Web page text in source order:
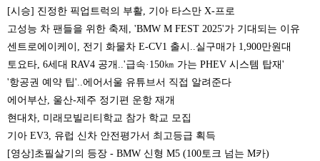
[시승] 진정한 픽업트럭의 부활, 기아 타스만 X-프로
고성능 차 팬들을 위한 축제, 'BMW M FEST 2025'가 기대되는 이유
센트로에이케이, 전기 화물차 E-CV1 출시..실구매가 1,900만원대
토요타, 6세대 RAV4 공개..'급속·150㎞ 가는 PHEV 시스템 탑재'
'항공권 예약 팁'..에어서울 유튜브서 직접 알려준다
에어부산, 울산-제주 정기편 운항 재개
현대차, 미래모빌리티학교 참가 학교 모집
기아 EV3, 유럽 신차 안전평가서 최고등급 획득
[영상]초필살기의 등장 - BMW 신형 M5 (100토크 넘는 M카)